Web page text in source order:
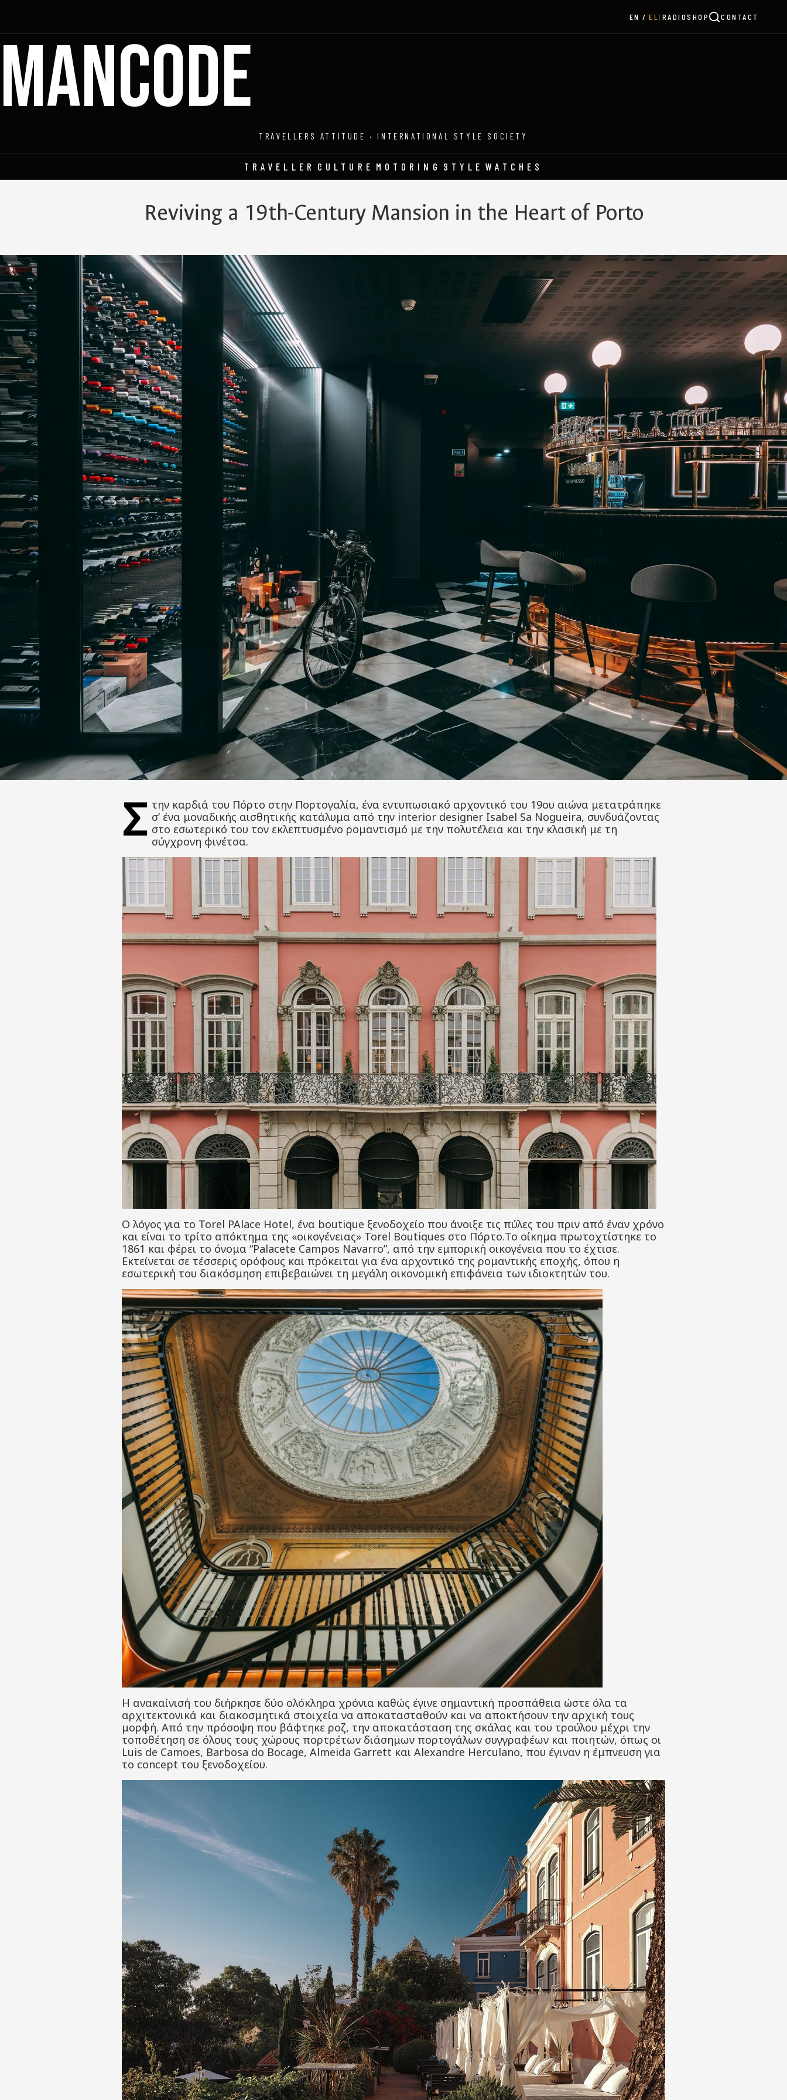
EN EL | RADIOSHOP CONTACT
MANCODE
TRAVELLERS ATTITUDE · INTERNATIONAL STYLE SOCIETY
TRAVELLER CULTURE MOTORING STYLE WATCHES
Reviving a 19th-Century Mansion in the Heart of Porto
Σ την καρδιά του Πόρτο στην Πορτογαλία, ένα εντυπωσιακό αρχοντικό του 19ου αιώνα μετατράπηκε
σ’ ένα μοναδικής αισθητικής κατάλυμα από την interior designer Isabel Sa Nogueira, συνδυάζοντας
στο εσωτερικό του τον εκλεπτυσμένο ρομαντισμό με την πολυτέλεια και την κλασική με τη
σύγχρονη φινέτσα.
Ο λόγος για το Torel PAlace Hotel, ένα boutique ξενοδοχείο που άνοιξε τις πύλες του πριν από έναν χρόνο
και είναι το τρίτο απόκτημα της «οικογένειας» Torel Boutiques στο Πόρτο.Το οίκημα πρωτοχτίστηκε το
1861 και φέρει το όνομα “Palacete Campos Navarro”, από την εμπορική οικογένεια που το έχτισε.
Εκτείνεται σε τέσσερις ορόφους και πρόκειται για ένα αρχοντικό της ρομαντικής εποχής, όπου η
εσωτερική του διακόσμηση επιβεβαιώνει τη μεγάλη οικονομική επιφάνεια των ιδιοκτητών του.
Η ανακαίνισή του διήρκησε δύο ολόκληρα χρόνια καθώς έγινε σημαντική προσπάθεια ώστε όλα τα
αρχιτεκτονικά και διακοσμητικά στοιχεία να αποκατασταθούν και να αποκτήσουν την αρχική τους
μορφή. Από την πρόσοψη που βάφτηκε ροζ, την αποκατάσταση της σκάλας και του τρούλου μέχρι την
τοποθέτηση σε όλους τους χώρους πορτρέτων διάσημων πορτογάλων συγγραφέων και ποιητών, όπως οι
Luis de Camoes, Barbosa do Bocage, Almeida Garrett και Alexandre Herculano, που έγιναν η έμπνευση για
το concept του ξενοδοχείου.